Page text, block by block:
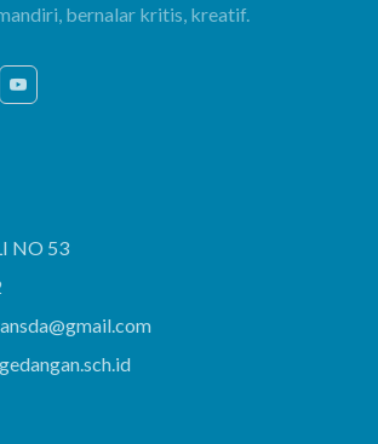
bernalar kritis, kreatif.
NO 53